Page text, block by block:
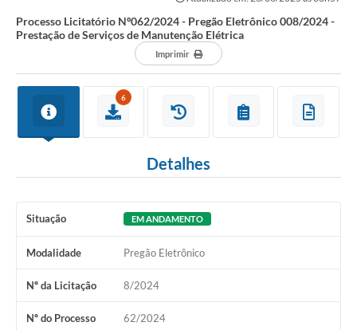
Processo Licitatório Nº062/2024 - Pregão Eletrônico 008/2024 -
Prestação de Serviços de Manutenção Elétrica
Imprimir
6
Detalhes
Situação EM ANDAMENTO
Modalidade Pregão Eletrônico
Nº da Licitação 8/2024
Nº do Processo 62/2024